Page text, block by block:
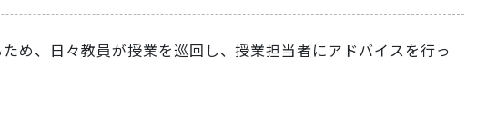
め、日々教員が授業を巡回し、授業担当者にアドバイスを行っ